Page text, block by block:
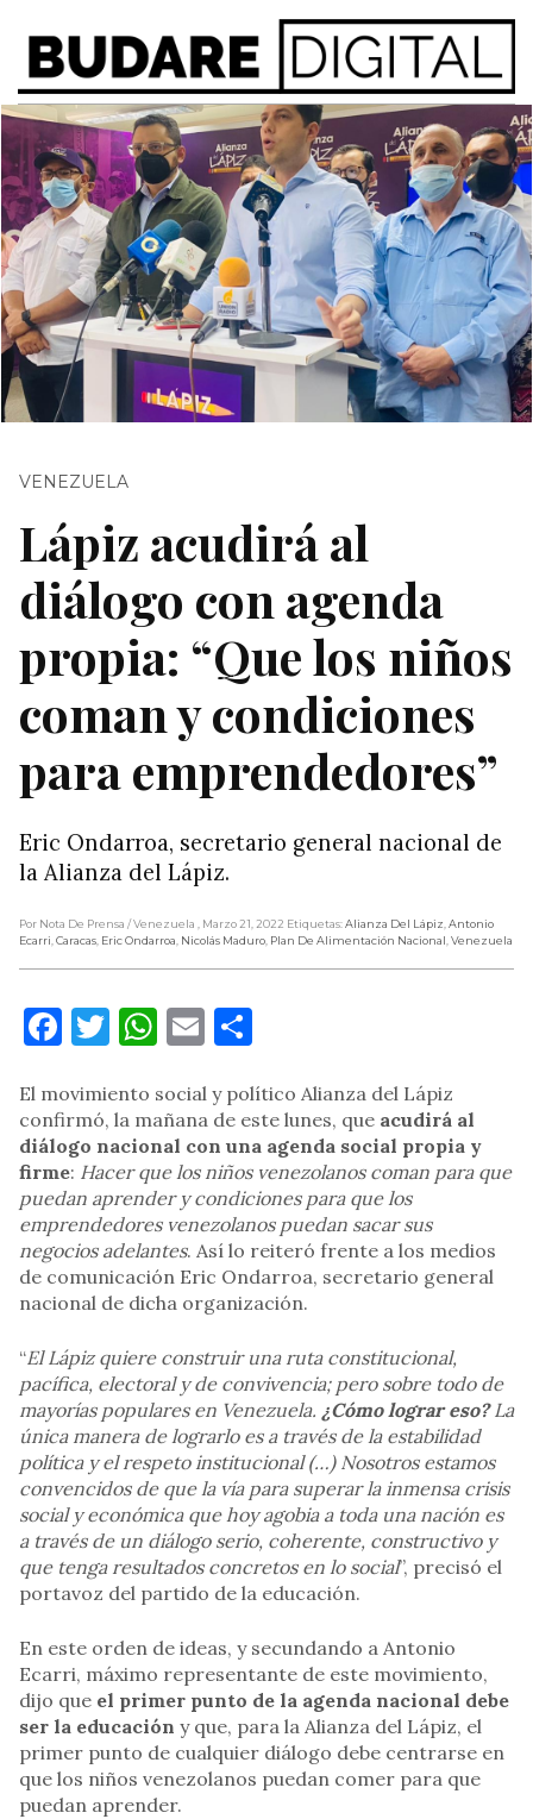
VENEZUELA
Lápiz acudirá al
diálogo con agenda
propia: “Que los niños
coman y condiciones
para emprendedores”
Eric Ondarroa, secretario general nacional de
la Alianza del Lápiz.
Por Nota De Prensa / Venezuela , Marzo 21, 2022 Etiquetas:Alianza Del Lápiz,Antonio
Ecarri,Caracas, Eric Ondarroa, Nicolás Maduro, Plan De Alimentación Nacional,Venezuela
Facebook
Twitter
WhatsApp
Email
El movimiento social y político Alianza del Lápiz
confirmó, la mañana de este lunes, que acudirá al
diálogo nacional con una agenda social propia y
firme: Hacer que los niños venezolanos coman para que
puedan aprender y condiciones para que los
emprendedores venezolanos puedan sacar sus
negocios adelantes. Así lo reiteró frente a los medios
de comunicación Eric Ondarroa, secretario general
nacional de dicha organización.
“El Lápiz quiere construir una ruta constitucional,
pacífica, electoral y de convivencia; pero sobre todo de
mayorías populares en Venezuela. ¿Cómo lograr eso?La
única manera de lograrlo es a través de la estabilidad
política y el respeto institucional (…) Nosotros estamos
convencidos de que la vía para superar la inmensa crisis
social y económica que hoy agobia a toda una nación es
a través de un diálogo serio, coherente, constructivo y
que tenga resultados concretos en lo social”, precisó el
portavoz del partido de la educación.
En este orden de ideas, y secundando a Antonio
Ecarri, máximo representante de este movimiento,
dijo que el primer punto de la agenda nacional debe
ser la educación y que, para la Alianza del Lápiz, el
primer punto de cualquier diálogo debe centrarse en
que los niños venezolanos puedan comer para que
puedan aprender.